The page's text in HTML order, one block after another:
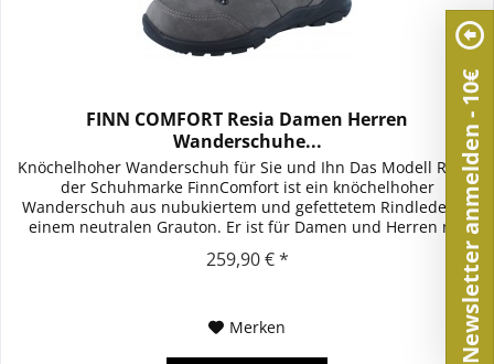
FINN COMFORT Resia Damen Herren
Wanderschuhe...
Knöchelhoher Wanderschuh für Sie und Ihn Das Modell Resia
der Schuhmarke FinnComfort ist ein knöchelhoher
Wanderschuh aus nubukiertem und gefettetem Rindleder in
einem neutralen Grauton. Er ist für Damen und Herren mit
259,90 € *
Merken Newsletter anmelden - 10€